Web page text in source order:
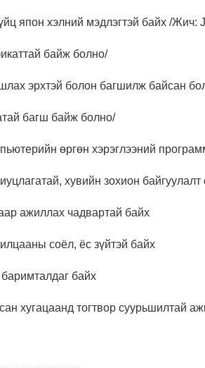
япон хэлний мэдлэгтэй байх /Жич:
байж болно/
эрхтэй болон багшилж байсан
багш байж болно/
өргөн хэрэглээний
хувийн зохион байгуулалт
ажиллах чадвартай байх
соёл, ёс зүйтэй байх
байх
хугацаанд тогтвор суурьшилтай